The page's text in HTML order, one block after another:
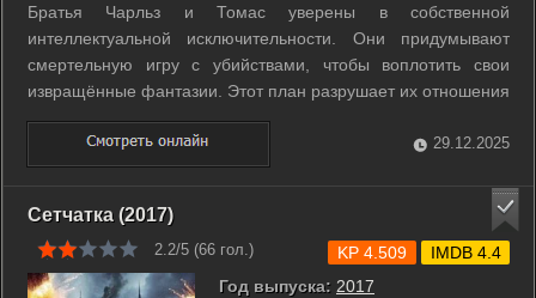
Братья Чарльз и Томас уверены в собственной
интеллектуальной исключительности. Они придумывают
смертельную игру с убийствами, чтобы воплотить свои
извращённые фантазии. Этот план разрушает их отношения
и приводит к ужасающим последствиям. ...
29.12.2025
Сетчатка (2017)
2.2/5 (66 гол.)
Год выпуска: 2017
KP 4.509 IMDB 4.4